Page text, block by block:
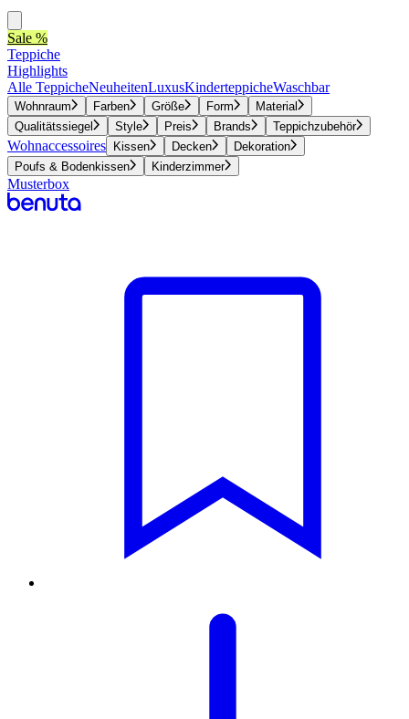
Sale %
Teppiche
Highlights
Alle TeppicheNeuheitenLuxusKinderteppicheWaschbar
Wohnraum Farben Größe Form
Material
Qualitätssiegel
Style Preis Brands Teppichzubehör
Wohnaccessoires Kissen Decken
Dekoration
Poufs & Bodenkissen
Kinderzimmer
Musterbox